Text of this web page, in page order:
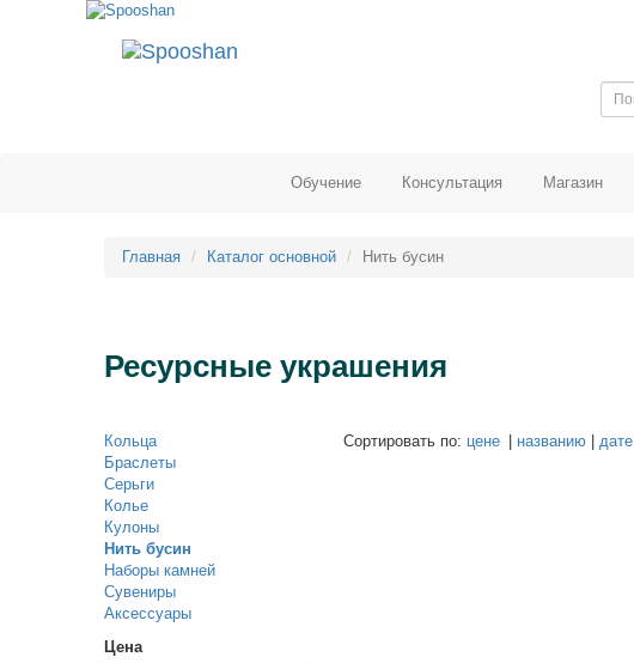
Обучение Консультация Магазин
Главная Каталог основной Нить бусин
Ресурсные украшения
Кольца
Браслеты
Серьги
Колье
Кулоны
Нить бусин
Наборы камней
Сувениры
Аксессуары
Цена
Сортировать по: цене названию дате